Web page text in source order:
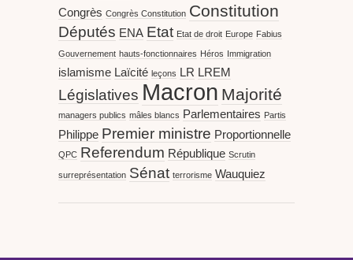
Congrès Congrès Constitution Constitution
Députés ENA Etat Etat de droit Europe Fabius
Gouvernement hauts-fonctionnaires Héros Immigration
islamisme Laïcité leçons LR LREM
Législatives Macron Majorité
managers publics mâles blancs Parlementaires Partis
Philippe Premier ministre Proportionnelle
QPC Referendum République Scrutin
surreprésentation Sénat terrorisme Wauquiez